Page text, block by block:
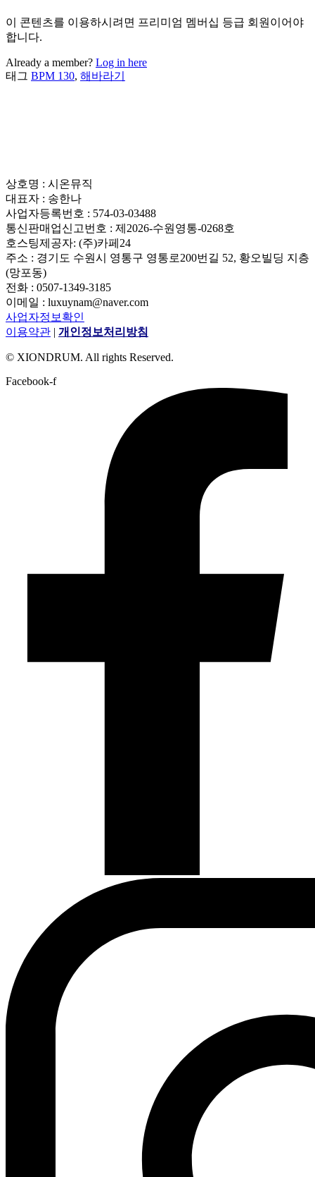
이 콘텐츠를 이용하시려면 프리미엄 멤버십 등급 회원이어야
합니다.
Already a member? Log in here
태그 BPM 130, 해바라기
상호명 : 시온뮤직
대표자 : 송한나
사업자등록번호 : 574-03-03488
통신판매업신고번호 : 제2026-수원영통-0268호
호스팅제공자: (주)카페24
주소 : 경기도 수원시 영통구 영통로200번길 52, 황오빌딩 지층
(망포동)
전화 : 0507-1349-3185
이메일 : luxuynam@naver.com
사업자정보확인
이용약관 | 개인정보처리방침
© XIONDRUM. All rights Reserved.
Facebook-f